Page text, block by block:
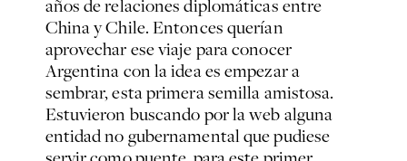
años de relaciones diplomáticas entre
China y Chile. Entonces querían
aprovechar ese viaje para conocer
Argentina con la idea es empezar a
sembrar, esta primera semilla amistosa.
Estuvieron buscando por la web alguna
entidad no gubernamental que pudiese